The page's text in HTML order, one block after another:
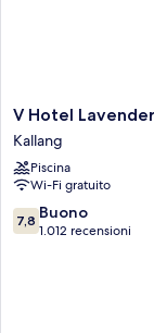
V
Hotel
Lavender
Kallang
V Hotel Lavender
Kallang
Piscina
Wi-Fi gratuito
7.8
su
7,8 Buono
1.012 recensioni